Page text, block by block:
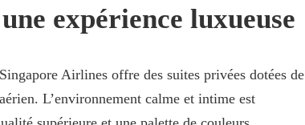
expérience luxueuse
Airlines offre des suites privées dotées de
L’environnement calme et intime est